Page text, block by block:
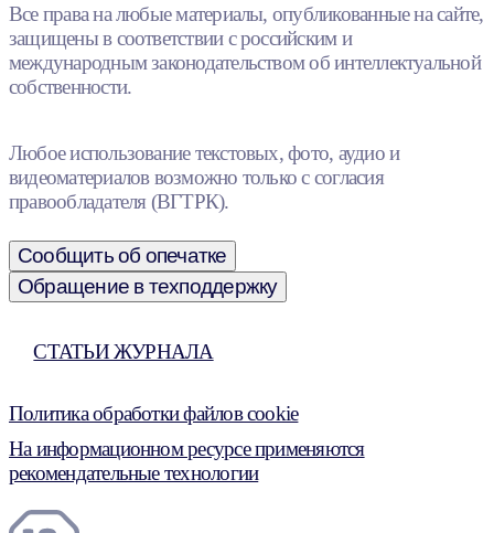
Все права на любые материалы, опубликованные на сайте,
защищены в соответствии с российским и
международным законодательством об интеллектуальной
собственности.
Любое использование текстовых, фото, аудио и
видеоматериалов возможно только с согласия
правообладателя (ВГТРК).
Сообщить об опечатке
Обращение в техподдержку
СТАТЬИ ЖУРНАЛА
Политика обработки файлов cookie
На информационном ресурсе применяются
рекомендательные технологии